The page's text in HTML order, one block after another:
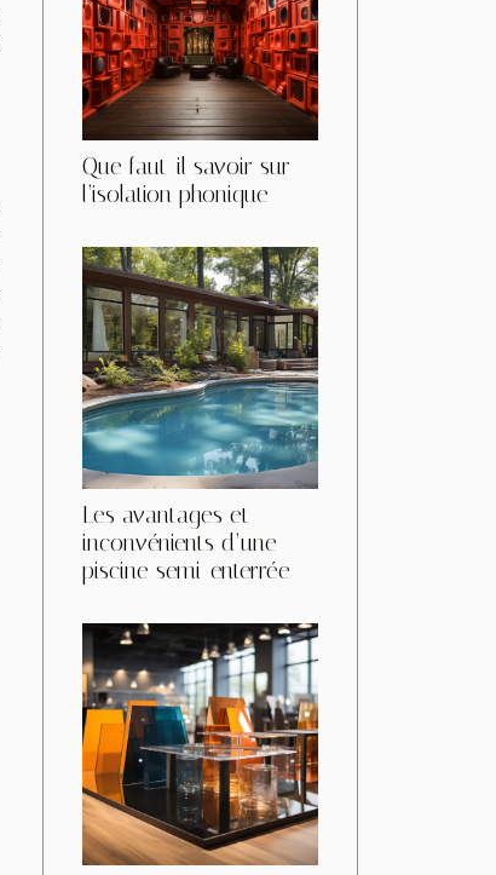
Que faut-il savoir sur
l’isolation phonique
Les avantages et
inconvénients d’une
piscine semi-enterrée